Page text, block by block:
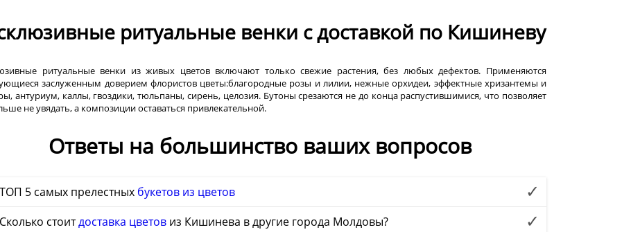
ритуальные венки с доставкой по Кишиневу
ритуальные венки из живых цветов включают только свежие растения, без любых дефектов. Применяются
заслуженным доверием флористов цветы:благородные розы и лилии, нежные орхидеи, эффектные хризантемы и
антуриум, каллы, гвоздики, тюльпаны, сирень, целозия. Бутоны срезаются не до конца распустившимися, что позволяет
не увядать, а композиции оставаться привлекательной.
Ответы на большинство ваших вопросов
5 самых прелестных букетов из цветов
стоитдоставка цветов из Кишинева в другие города Молдовы?